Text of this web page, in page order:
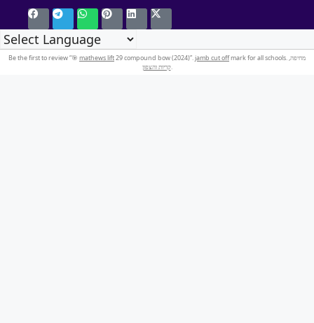
Be the first to review “🎯 mathews lift29 compound bow (2024)”.jamb cut off
mark for all schools. מחיפה,
קריות והצפון.